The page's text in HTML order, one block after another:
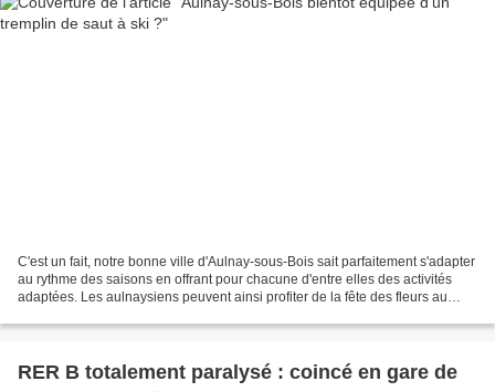
C'est un fait, notre bonne ville d'Aulnay-sous-Bois sait parfaitement s'adapter
au rythme des saisons en offrant pour chacune d'entre elles des activités
adaptées. Les aulnaysiens peuvent ainsi profiter de la fête des fleurs au
RER B totalement paralysé : coincé en gare de